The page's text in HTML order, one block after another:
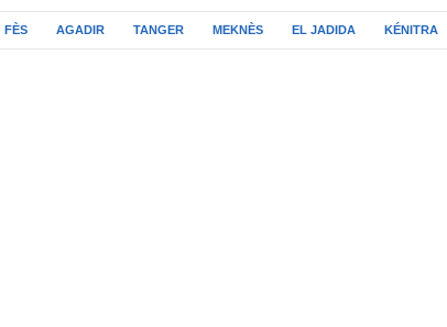
FÈS AGADIR TANGER MEKNÈS EL JADIDA KÉNITRA